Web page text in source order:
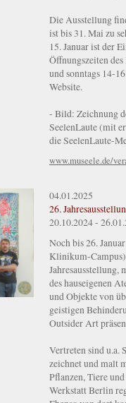
Die Ausstellung
ist bis 31. Mai zu
15. Januar ist der
Öffnungszeiten
und sonntags 14-
Website.
- Bild: Zeichnung
SeelenLaute (mit
die SeelenLaute-
www.museele.de/
04.01.2025
26.
20.10.2024 -
Noch bis 26.
Klinikum-
Jahresausstellung,
des hauseigenen
und Objekte von
geistigen
Outsider Art
Vertreten sind u.a.
zeichnet und malt
Pflanzen, Tiere
Werkstatt Berlin